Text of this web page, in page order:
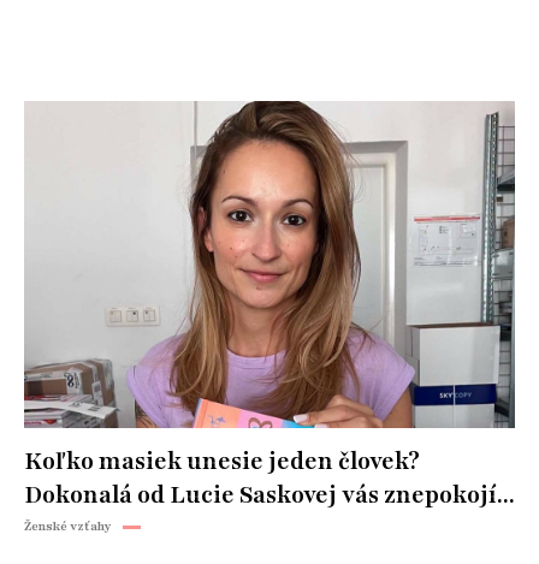
Koľko masiek unesie jeden človek?
Dokonalá od Lucie Saskovej vás znepokojí...
Ženské vzťahy